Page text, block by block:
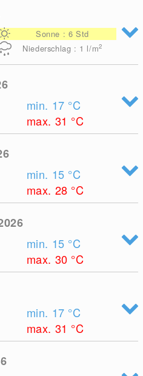
Sonne : 6 Std
Niederschlag : 1 l/m2
min. 17 °C
max. 31 °C
min. 15 °C
max. 28 °C
min. 15 °C
max. 30 °C
min. 17 °C
max. 31 °C